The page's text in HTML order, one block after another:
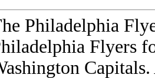
Philadelphia
Flyers